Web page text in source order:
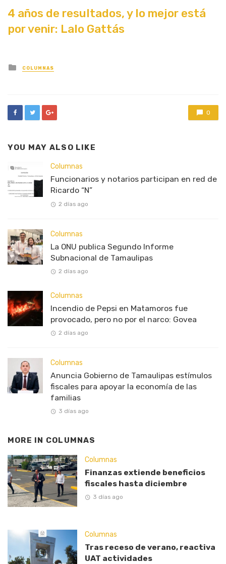
4 años de resultados, y lo mejor está
por venir: Lalo Gattás
Posted
in
COLUMNAS
0
YOU MAY ALSO LIKE
Columnas
Funcionarios y notarios participan en red de
Ricardo “N”
2 días ago
Columnas
La ONU publica Segundo Informe
Subnacional de Tamaulipas
2 días ago
Columnas
Incendio de Pepsi en Matamoros fue
provocado, pero no por el narco: Govea
2 días ago
Columnas
Anuncia Gobierno de Tamaulipas estímulos
fiscales para apoyar la economía de las
familias
3 días ago
MORE IN COLUMNAS
Columnas
Finanzas extiende beneficios
fiscales hasta diciembre
3 días ago
Columnas
Tras receso de verano, reactiva
UAT actividades